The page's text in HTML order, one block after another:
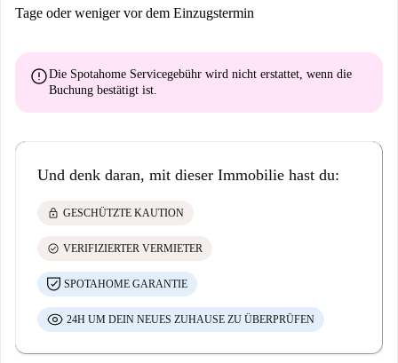
Tage oder weniger vor dem Einzugstermin
errorDie Spotahome Servicegebühr wird nicht erstattet , wenn die
Buchung bestätigt ist.
Und denk daran, mit dieser Immobilie hast du:
lock GESCHÜTZTE KAUTION
check_circle VERIFIZIERTER VERMIETER
SPOTAHOME GARANTIE
24H UM DEIN NEUES ZUHAUSE ZU ÜBERPRÜFEN